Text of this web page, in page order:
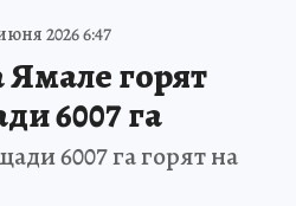
2026 6:47
горят
6007 га
6007 га горят на